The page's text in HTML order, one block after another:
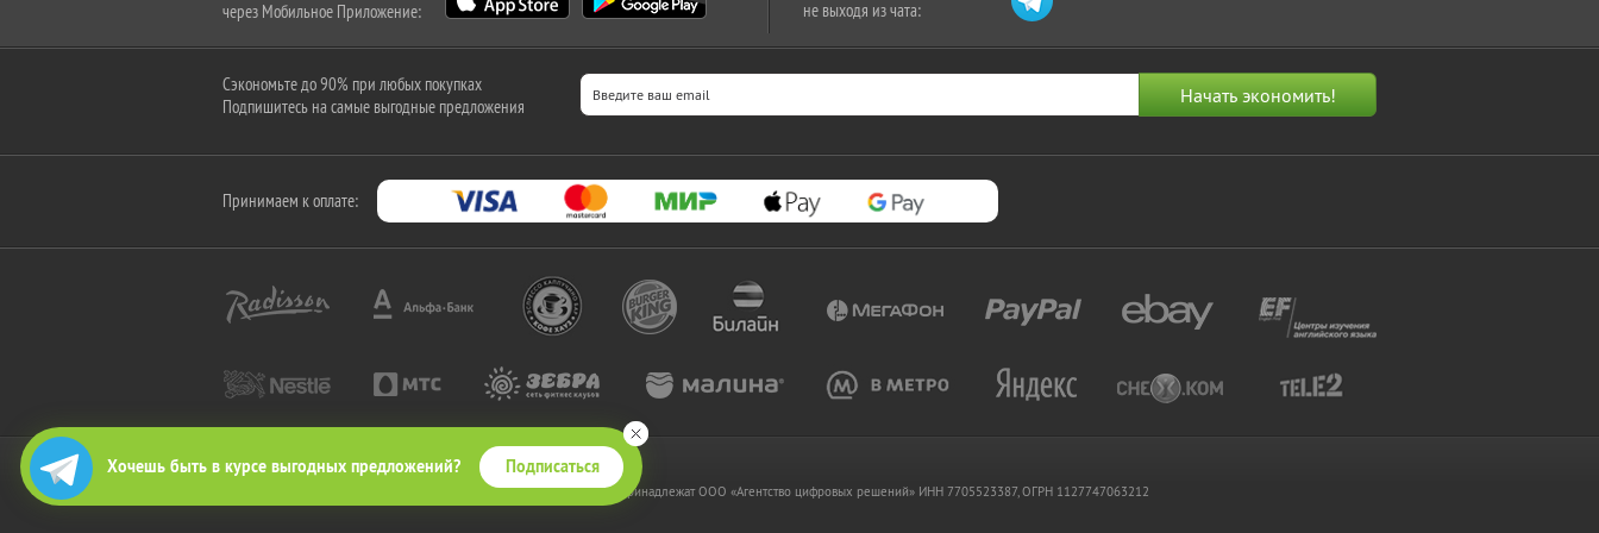
Хочешь быть в курсе выгодных предложений? Подписаться
через Мобильное Приложение:
не выходя из чата:
Сэкономьте до 90% при любых покупках
Подпишитесь на самые выгодные предложения
Принимаем к оплате:
2010-2026 © КупиКупон. Все права защищены.
Все права на товарный знак "КупиКупон" и на сайт www.kupikupon.ru принадлежат OOO «Агентство цифровых решений» ИНН 7705523387, ОГРН 1127747063212